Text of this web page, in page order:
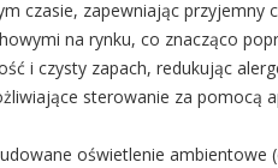
czasie, zapewniając przyjemny
na rynku, co znacząco
i czysty zapach, redukując
sterowanie za
oświetlenie ambientowe